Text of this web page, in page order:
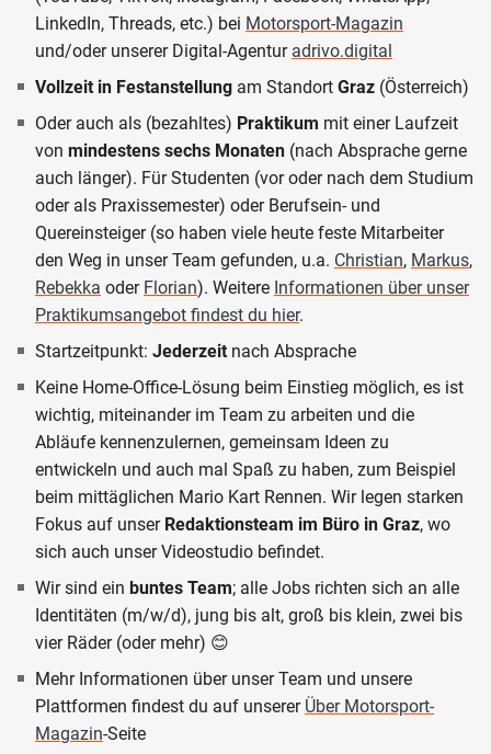
LinkedIn, Threads, etc.) bei Motorsport-Magazin
und/oder unserer Digital-Agentur adrivo.digital
Vollzeit in Festanstellung am Standort Graz (Österreich)
Oder auch als (bezahltes) Praktikum mit einer Laufzeit
von mindestens sechs Monaten (nach Absprache gerne
auch länger). Für Studenten (vor oder nach dem Studium
oder als Praxissemester) oder Berufsein- und
Quereinsteiger (so haben viele heute feste Mitarbeiter
den Weg in unser Team gefunden, u.a. Christian, Markus,
Rebekka oder Florian). Weitere Informationen über unser
Praktikumsangebot findest du hier.
Startzeitpunkt: Jederzeit nach Absprache
Keine Home-Office-Lösung beim Einstieg möglich, es ist
wichtig, miteinander im Team zu arbeiten und die
Abläufe kennenzulernen, gemeinsam Ideen zu
entwickeln und auch mal Spaß zu haben, zum Beispiel
beim mittäglichen Mario Kart Rennen. Wir legen starken
Fokus auf unser Redaktionsteam im Büro in Graz, wo
sich auch unser Videostudio befindet.
Wir sind ein buntes Team; alle Jobs richten sich an alle
Identitäten (m/w/d), jung bis alt, groß bis klein, zwei bis
vier Räder (oder mehr) 😊
Mehr Informationen über unser Team und unsere
Plattformen findest du auf unserer Über Motorsport-
Magazin-Seite